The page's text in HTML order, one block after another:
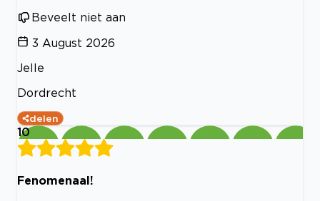
Beveelt niet aan
3 August 2026
Jelle
Dordrecht
delen
10
Fenomenaal!